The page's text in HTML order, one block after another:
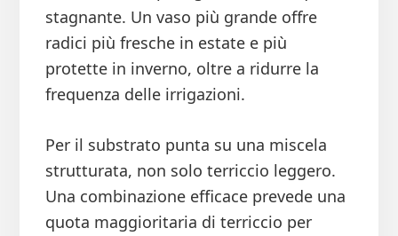
stagnante. Un vaso più grande offre
radici più fresche in estate e più
protette in inverno, oltre a ridurre la
frequenza delle irrigazioni.
Per il substrato punta su una miscela
strutturata, non solo terriccio leggero.
Una combinazione efficace prevede una
quota maggioritaria di terriccio per